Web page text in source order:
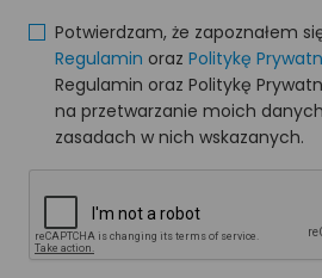
Potwierdzam, że zapoznałem
Regulamin oraz Politykę
Regulamin oraz Politykę
na przetwarzanie moich
zasadach w nich wskazanych.